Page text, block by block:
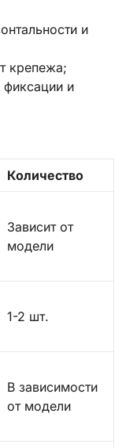
и
крепежа;
и
Количество
Зависит от
модели
1-2 шт.
В зависимости
от модели